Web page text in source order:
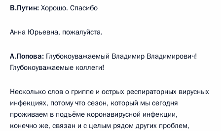
В.Путин: Хорошо. Спасибо
Анна Юрьевна, пожалуйста.
А.Попова: Глубокоуважаемый Владимир Владимирович!
Глубокоуважаемые коллеги!
Несколько слов о гриппе и острых респираторных вирусных
инфекциях, потому что сезон, который мы сегодня
проживаем в подъёме коронавирусной инфекции,
конечно же, связан и с целым рядом других проблем,